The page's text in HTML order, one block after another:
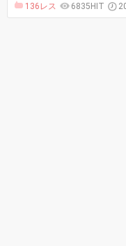
136レス
6835HIT